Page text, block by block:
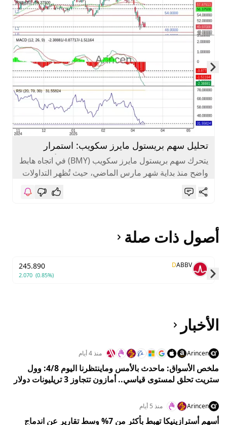
تحليل سهم بريستول مايرز سكويب: استمرار
الاتجاه الهابط وفرص استهداف مستويات أدنى
يتحرك سهم بريستول مايرز سكويب (BMY) في اتجاه هابط
واضح منذ بداية شهر مارس الماضي، حيث تُظهر التداولات
على الإطار...
Skip to next slide page
أصول ذات صلة
ABBV
D
245.890
2.070 (0.85%)
الأخبار
Arincen منذ 4 أيام
ملخص الأسواق: ماحدث بالأمس وماينتظرنا اليوم 4/8: وول
ستريت تحلق لمستوى قياسي.. أمازون تتجاوز 3 تريليونات دولار
Arincen منذ 5 أيام
أسهم أسترازينيكا تهبط بأكثر من 7% وسط تقارير عن اندماج